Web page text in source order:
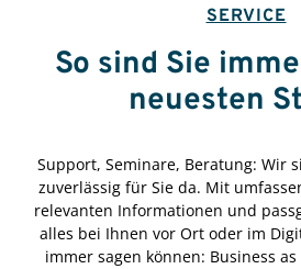
SERVICE
So sind Sie
neuesten
Support, Seminare, Beratung: Wir
zuverlässig für Sie da. Mit
relevanten Informationen und
alles bei Ihnen vor Ort oder im
immer sagen können: Business